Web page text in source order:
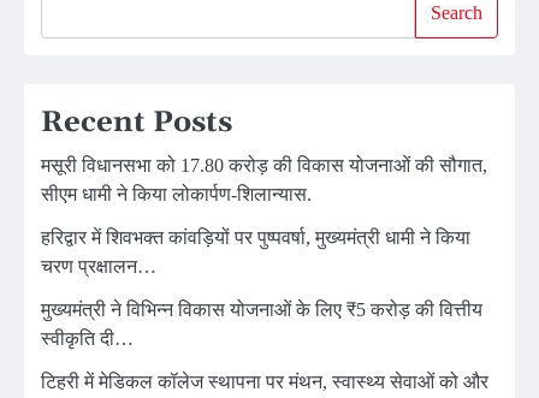
Search
Recent Posts
मसूरी विधानसभा को 17.80 करोड़ की विकास योजनाओं की सौगात,
सीएम धामी ने किया लोकार्पण-शिलान्यास.
हरिद्वार में शिवभक्त कांवड़ियों पर पुष्पवर्षा, मुख्यमंत्री धामी ने किया
चरण प्रक्षालन…
मुख्यमंत्री ने विभिन्न विकास योजनाओं के लिए ₹5 करोड़ की वित्तीय
स्वीकृति दी…
टिहरी में मेडिकल कॉलेज स्थापना पर मंथन, स्वास्थ्य सेवाओं को और